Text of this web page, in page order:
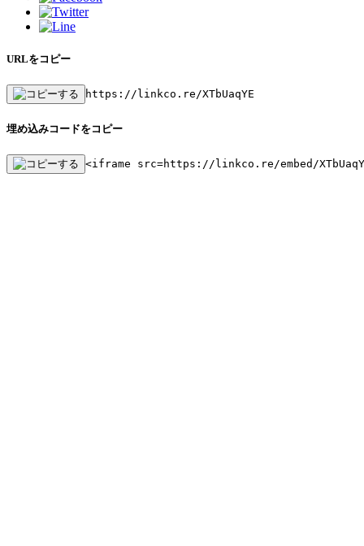
URLをコピー
https://linkco.re/XTbUaqYE
埋め込みコードをコピー
<iframe src=https://linkco.re/embed/